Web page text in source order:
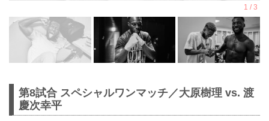
第8試合 スペシャルワンマッチ／大原樹理 vs. 渡
慶次幸平